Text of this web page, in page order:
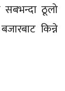
सबभन्दा ठूलो
किन्ने